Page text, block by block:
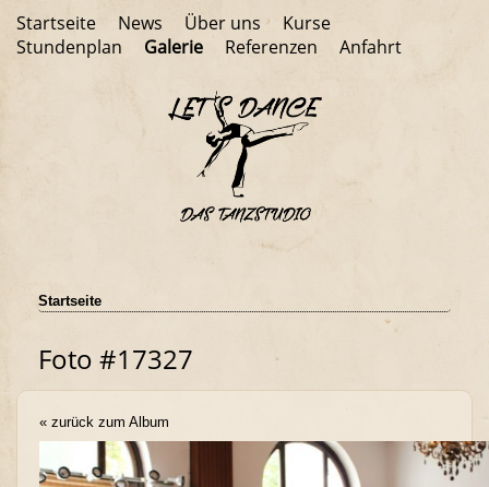
Startseite News Über uns
Kurse
Stundenplan
Galerie Referenzen Anfahrt
Startseite
Foto #17327
« zurück zum Album